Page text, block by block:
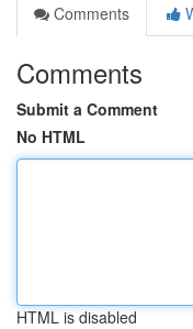
Comments
Comments
Submit a Comment
No HTML
HTML is disabled